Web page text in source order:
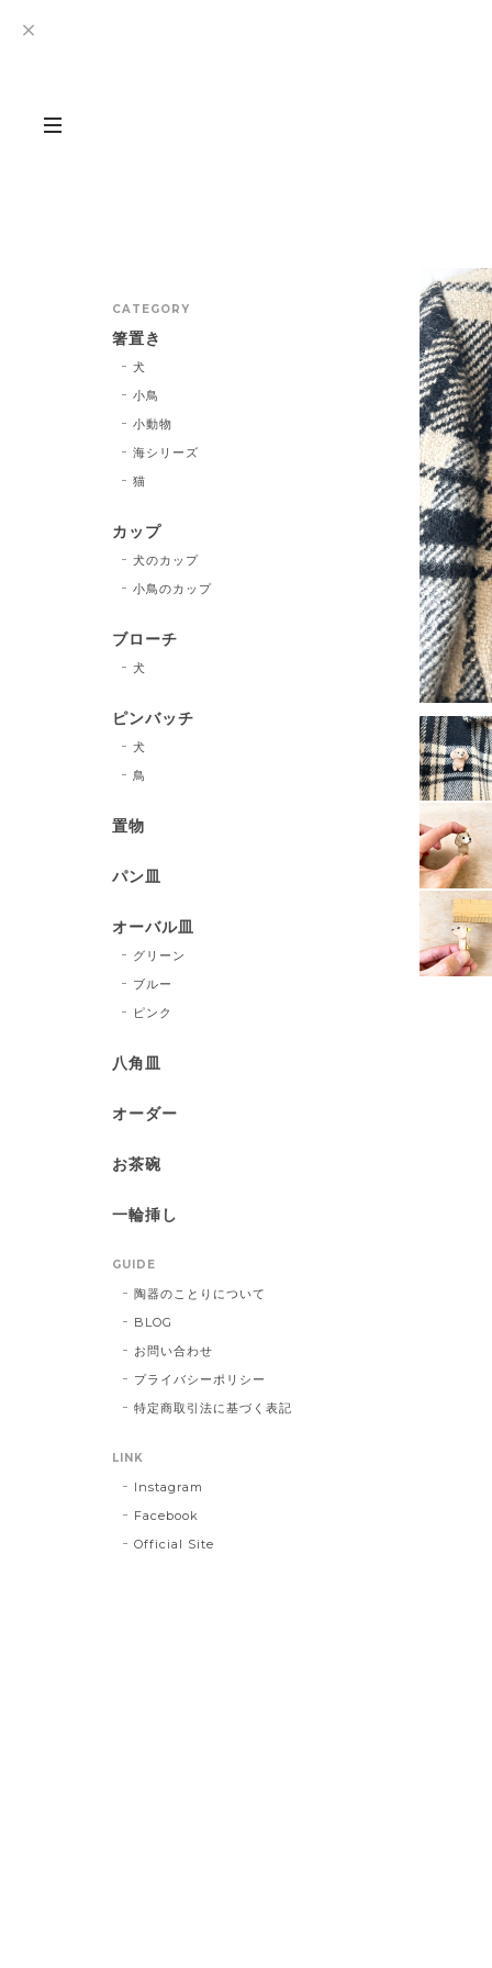
CATEGORY
箸置き
犬
小鳥
小動物
海シリーズ
猫
カップ
犬のカップ
小鳥のカップ
ブローチ
犬
ピンバッチ
犬
鳥
置物
パン皿
オーバル皿
グリーン
ブルー
ピンク
八角皿
オーダー
お茶碗
一輪挿し
GUIDE
陶器のことりについて
BLOG
お問い合わせ
プライバシーポリシー
特定商取引法に基づく表記
LINK
Instagram
Facebook
Official Site